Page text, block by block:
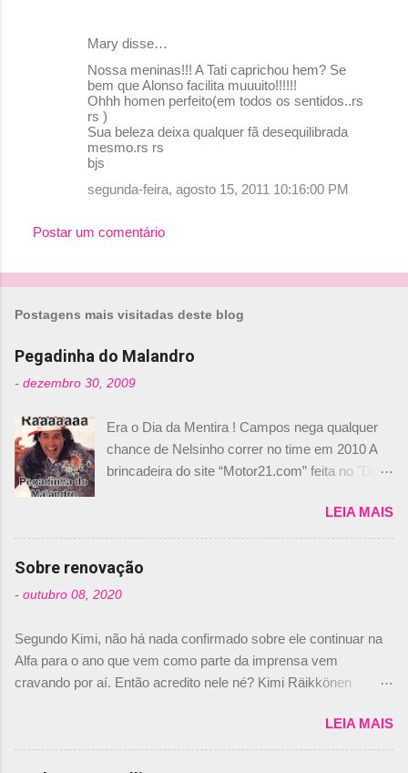
Mary disse…
Nossa meninas!!! A Tati caprichou hem? Se
bem que Alonso facilita muuuito!!!!!!
Ohhh homen perfeito(em todos os sentidos..rs
rs )
Sua beleza deixa qualquer fã desequilibrada
mesmo.rs rs
bjs
segunda-feira, agosto 15, 2011 10:16:00 PM
Postar um comentário
Postagens mais visitadas deste blog
Pegadinha do Malandro
- dezembro 30, 2009
Era o Dia da Mentira ! Campos nega qualquer
chance de Nelsinho correr no time em 2010 A
brincadeira do site “Motor21.com” feita no "Día
de abril –, afirmando que Nelson Piquet havia
comprado 15% das ações da Campos, dando,
com isso, um lugar no time a Nelsinho Piquet,
foi esclarecida de uma vez por todas por
Daniele Audetto, diretor da escuderia. O
não será o companheiro de Bruno Senna em
2010. "Na verdade, nós recebemos uma oferta
de Piquet", admitiu Audetto. “Mas depois de ter
dois brasileiros”, explicou, dizendo ainda que
não tem nada contra o filho do tricampeão
LEIA MAIS
Sobre renovação
- outubro 08, 2020
Segundo Kimi, não há nada confirmado sobre ele continuar na
Alfa para o ano que vem como parte da imprensa vem
cravando por aí. Então acredito nele né? Kimi Räikkönen
truth but I’ve never had an option in my contract so that’s
should, pretty much, tell you that it’s not true." #Kimi7 #EifelGP
#AlfaRomeoRacing pic.twitter.com/77EDVn39Ia — Kimi
LEIA MAIS